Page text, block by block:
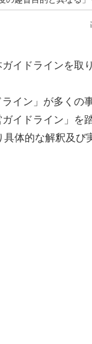
イドラインを取
イン」が多くの
イドライン」を
体的な解釈及び